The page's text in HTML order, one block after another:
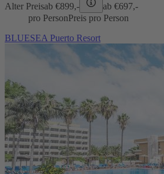
Alter Preisab €899,- ab €697,-
pro PersonPreis pro Person
BLUESEA Puerto Resort